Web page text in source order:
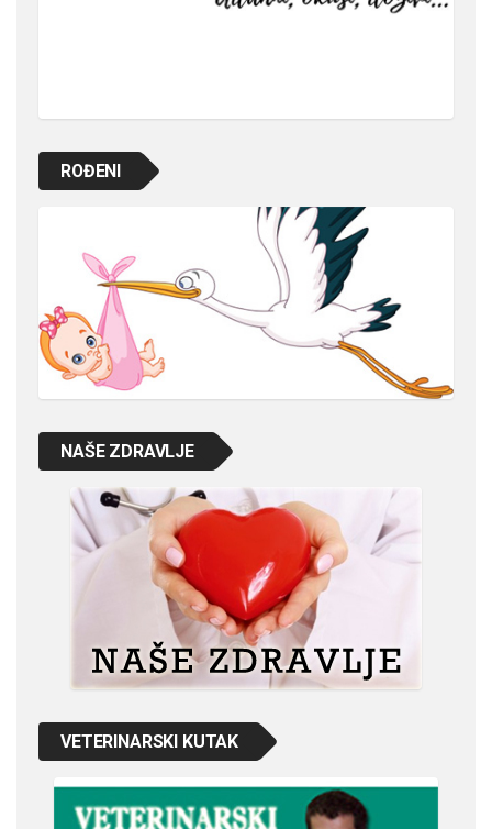
ROĐENI
NAŠE ZDRAVLJE
VETERINARSKI KUTAK